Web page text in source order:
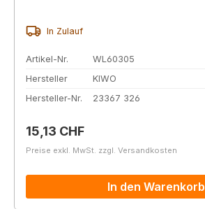
In Zulauf
Artikel-Nr.
WL60305
Hersteller
KIWO
Hersteller-Nr.
23367 326
Regulärer Preis:
15,13 CHF
Preise exkl. MwSt. zzgl. Versandkosten
In den Warenkorb